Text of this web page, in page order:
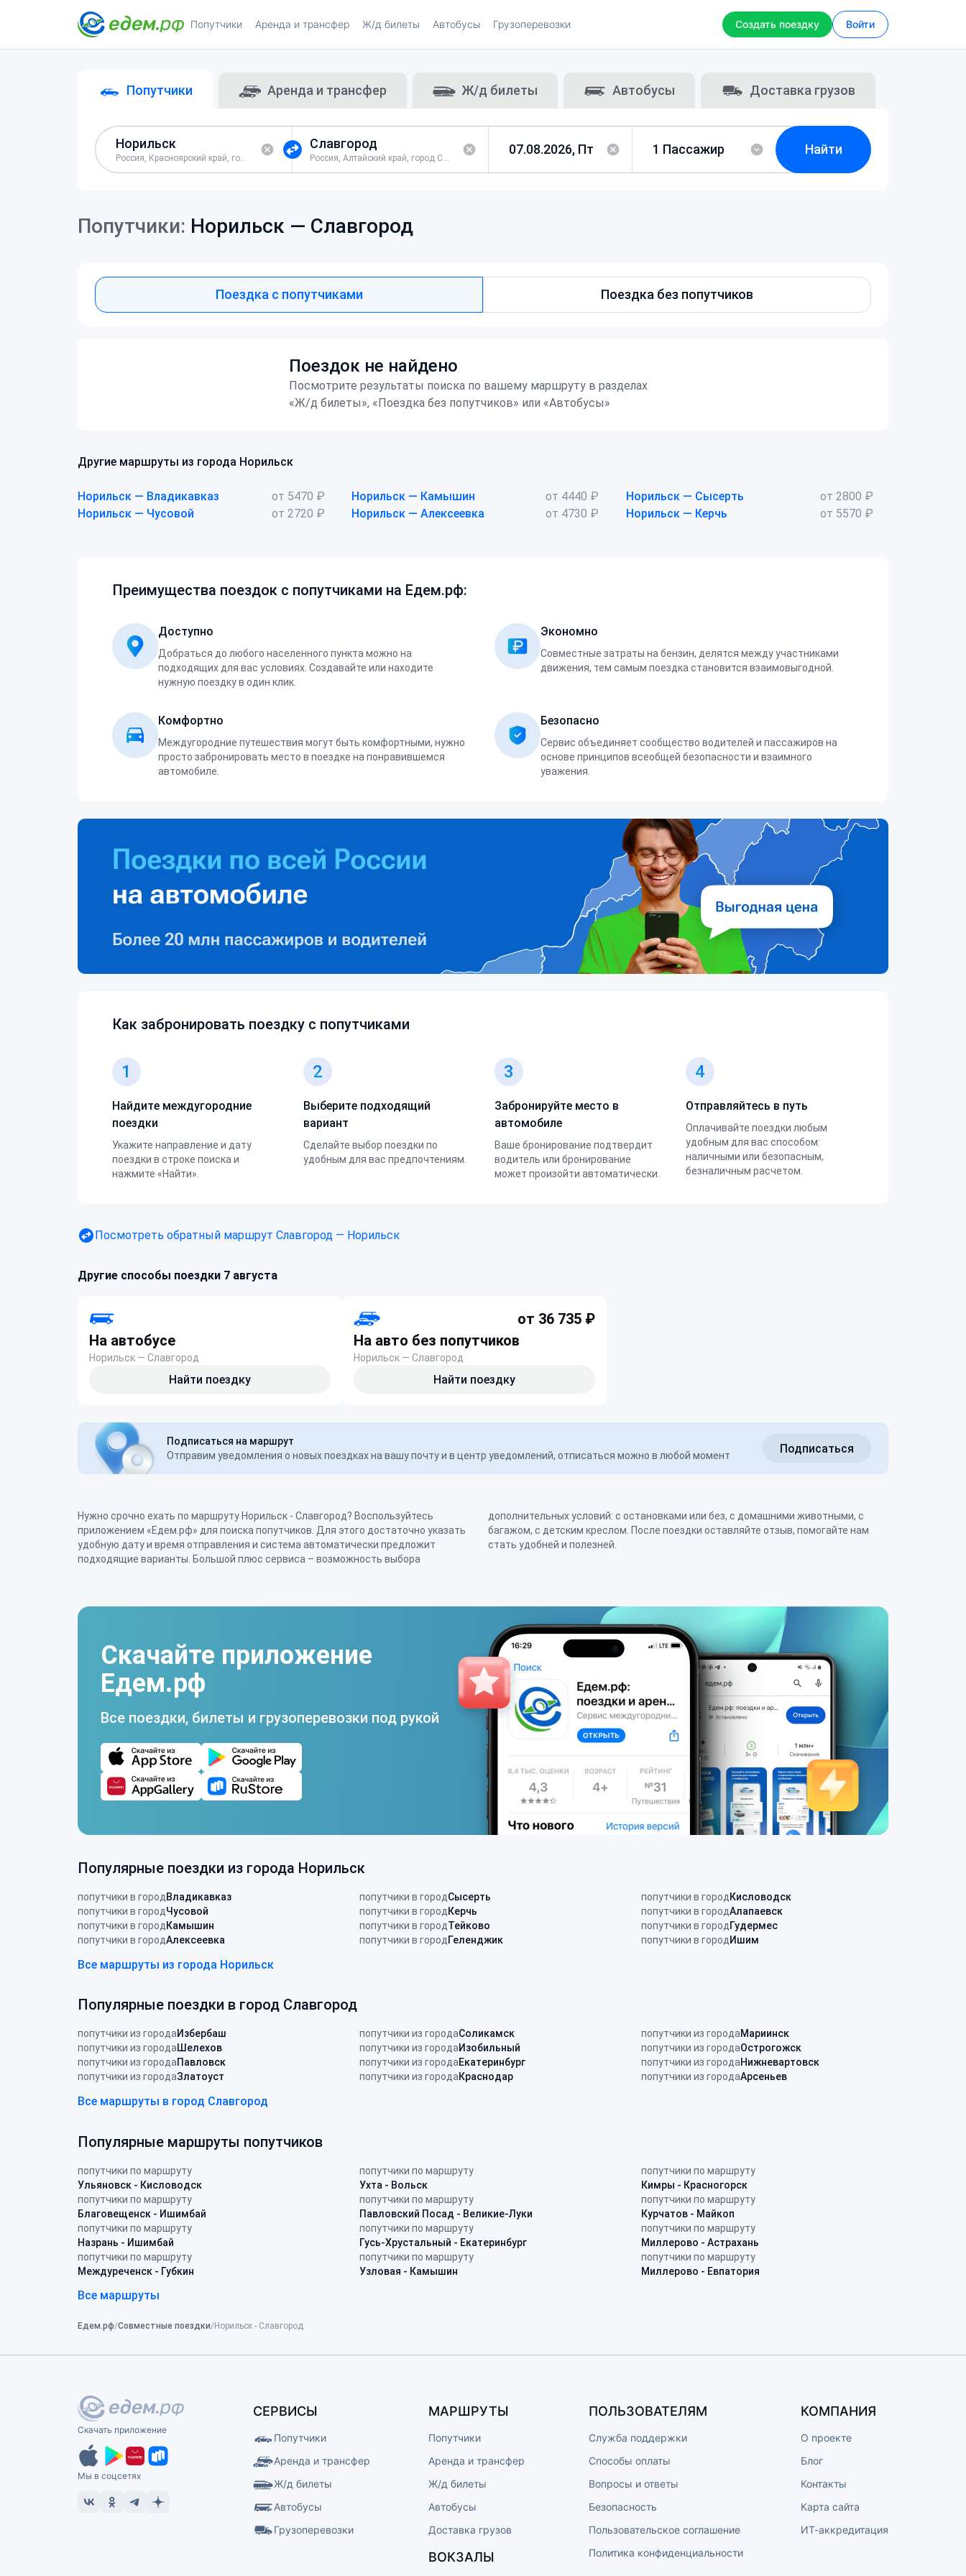
Попутчики Аренда и трансфер Ж/д билеты Автобусы Грузоперевозки Создать поездку Войти
Попутчики Аренда и трансфер Ж/д билеты Автобусы Доставка грузов
Россия, Красноярский край, город Норильск Россия, Алтайский край, город Славгород
Найти
Попутчики: Норильск — Славгород
Поездка с попутчиками Поездка без попутчиков
Поездок не найдено
Посмотрите результаты поиска по вашему маршруту в разделах
«Ж/д билеты», «Поездка без попутчиков» или «Автобусы»
Другие маршруты из города Норильск
Норильск — Владикавказ
от 5470 ₽
Норильск — Чусовой
от 2720 ₽
Норильск — Камышин
от 4440 ₽
Норильск — Алексеевка
от 4730 ₽
Норильск — Сысерть
от 2800 ₽
Норильск — Керчь
от 5570 ₽
Преимущества поездок с попутчиками на Едем.рф:
Доступно
Добраться до любого населенного пункта можно на
подходящих для вас условиях. Создавайте или находите
нужную поездку в один клик.
Экономно
Совместные затраты на бензин, делятся между участниками
движения, тем самым поездка становится взаимовыгодной.
Комфортно
Междугородние путешествия могут быть комфортными, нужно
просто забронировать место в поездке на понравившемся
автомобиле.
Безопасно
Сервис объединяет сообщество водителей и пассажиров на
основе принципов всеобщей безопасности и взаимного
уважения.
Как забронировать поездку с попутчиками
1
Найдите междугородние
поездки
Укажите направление и дату
поездки в строке поиска и
нажмите «Найти».
2
Выберите подходящий
вариант
Сделайте выбор поездки по
удобным для вас предпочтениям.
3
Забронируйте место в
автомобиле
Ваше бронирование подтвердит
водитель или бронирование
может произойти автоматически.
4
Отправляйтесь в путь
Оплачивайте поездки любым
удобным для вас способом:
наличными или безопасным,
безналичным расчетом.
Посмотреть обратный маршрут Славгород — Норильск
Другие способы поездки 7 августа
На автобусе
Норильск — Славгород
Найти поездку
На авто без попутчиков
Норильск — Славгород
от 36 735 ₽
Найти поездку
Подписаться на маршрут
Отправим уведомления о новых поездках на вашу почту и в центр уведомлений, отписаться можно в любой момент
Подписаться
Нужно срочно ехать по маршруту Норильск - Славгород? Воспользуйтесь
приложением «Едем.рф» для поиска попутчиков. Для этого достаточно указать
удобную дату и время отправления и система автоматически предложит
подходящие варианты. Большой плюс сервиса – возможность выбора
дополнительных условий: с остановками или без, с домашними животными, с
багажом, с детским креслом. После поездки оставляйте отзыв, помогайте нам
стать удобней и полезней.
Скачайте приложение
Едем.рф
Все поездки, билеты и грузоперевозки под рукой
Популярные поездки из города Норильск
попутчики в город Владикавказ
попутчики в городЧусовой
попутчики в город Камышин
попутчики в городАлексеевка
попутчики в городСысерть
попутчики в город Керчь
попутчики в городТейково
попутчики в город Геленджик
попутчики в город Кисловодск
попутчики в городАлапаевск
попутчики в город Гудермес
попутчики в город Ишим
Все маршруты из города Норильск
Популярные поездки в город Славгород
попутчики из городаИзбербаш
попутчики из городаШелехов
попутчики из городаПавловск
попутчики из городаЗлатоуст
попутчики из городаСоликамск
попутчики из городаИзобильный
попутчики из городаЕкатеринбург
попутчики из городаКраснодар
попутчики из городаМариинск
попутчики из городаОстрогожск
попутчики из городаНижневартовск
попутчики из городаАрсеньев
Все маршруты в город Славгород
Популярные маршруты попутчиков
попутчики по маршруту
Ульяновск - Кисловодск
попутчики по маршруту
Благовещенск - Ишимбай
попутчики по маршруту
Назрань - Ишимбай
попутчики по маршруту
Междуреченск - Губкин
попутчики по маршруту
Ухта - Вольск
попутчики по маршруту
Павловский Посад - Великие-Луки
попутчики по маршруту
Гусь-Хрустальный - Екатеринбург
попутчики по маршруту
Узловая - Камышин
попутчики по маршруту
Кимры - Красногорск
попутчики по маршруту
Курчатов - Майкоп
попутчики по маршруту
Миллерово - Астрахань
попутчики по маршруту
Миллерово - Евпатория
Все маршруты
Едем.рф Совместные поездки Норильск - Славгород
Скачать приложение
Мы в соцсетях
СЕРВИСЫ
Попутчики
Аренда и трансфер
Ж/д билеты
Автобусы
Грузоперевозки
МАРШРУТЫ
Попутчики
Аренда и трансфер
Ж/д билеты
Автобусы
Доставка грузов
ВОКЗАЛЫ
ПОЛЬЗОВАТЕЛЯМ
Служба поддержки
Способы оплаты
Вопросы и ответы
Безопасность
Пользовательское соглашение
Политика конфиденциальности
КОМПАНИЯ
О проекте
Блог
Контакты
Карта сайта
ИТ-аккредитация